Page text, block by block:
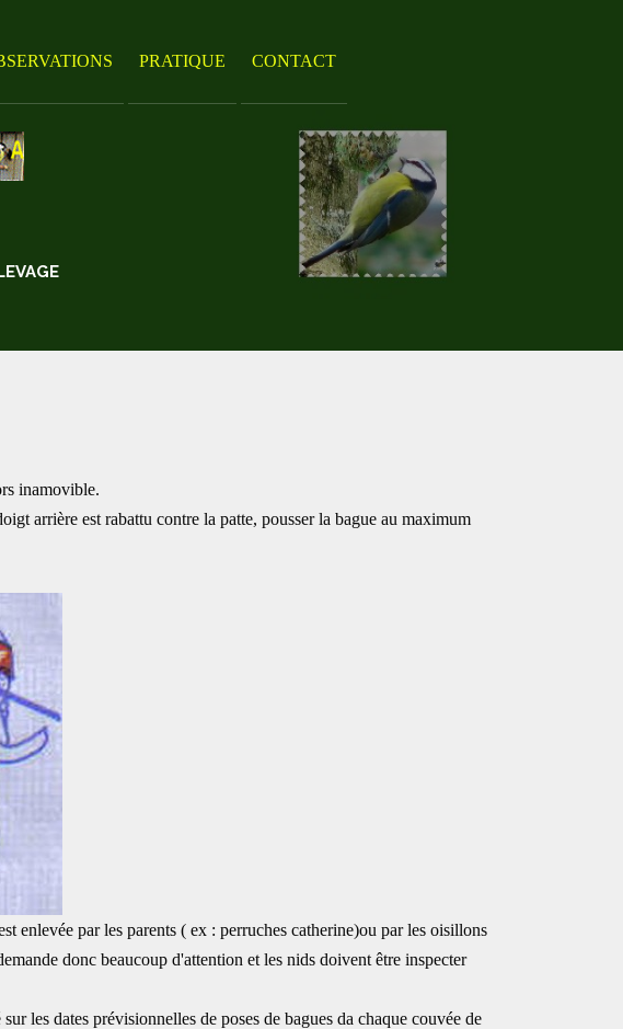
PRATIQUE CONTACT
inamovible.
arrière est rabattu contre la patte, pousser la bague au maximum
enlevée par les parents ( ex : perruches catherine)ou par les oisillons
donc beaucoup d'attention et les nids doivent être inspecter
les dates prévisionnelles de poses de bagues da chaque couvée de